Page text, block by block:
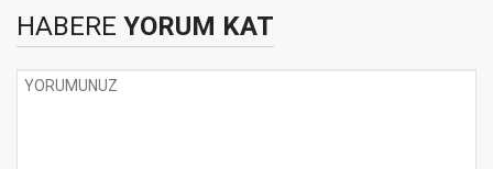
HABERE YORUM KAT